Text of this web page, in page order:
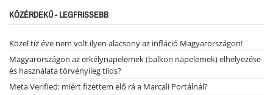
KÖZÉRDEKŰ - LEGFRISSEBB
Közel tíz éve nem volt ilyen alacsony az infláció Magyarországon!
Magyarországon az erkélynapelemek (balkon napelemek) elhelyezése
és használata törvényileg tilos?
Meta Verified: miért fizettem elő rá a Marcali Portálnál?